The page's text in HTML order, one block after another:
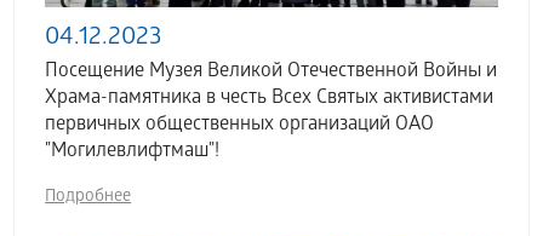
04.12.2023
Посещение Музея Великой Отечественной Войны и
Храма-памятника в честь Всех Святых активистами
первичных общественных организаций ОАО
"Могилевлифтмаш"!
Подробнее